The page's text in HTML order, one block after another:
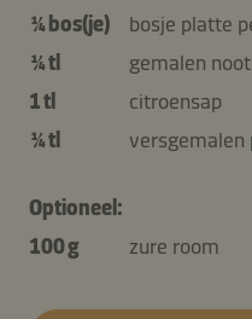
¼ bos(je)
bosje platte
¼ tl
gemalen
1 tl
citroensap
¼ tl
versgemalen
Optioneel:
100 g
zure room